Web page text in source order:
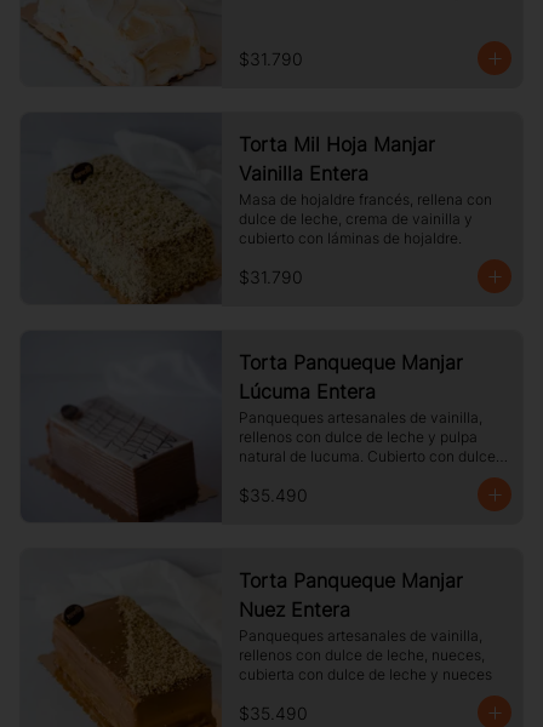
$31.790
Torta Mil Hoja Manjar
Vainilla Entera
Masa de hojaldre francés, rellena con
dulce de leche, crema de vainilla y
cubierto con láminas de hojaldre.
$31.790
Torta Panqueque Manjar
Lúcuma Entera
Panqueques artesanales de vainilla,
rellenos con dulce de leche y pulpa
natural de lucuma. Cubierto con dulce
$35.490
Torta Panqueque Manjar
Nuez Entera
Panqueques artesanales de vainilla,
rellenos con dulce de leche, nueces,
cubierta con dulce de leche y nueces
$35.490